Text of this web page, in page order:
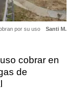
por su uso
Santi M.
cobrar en
de